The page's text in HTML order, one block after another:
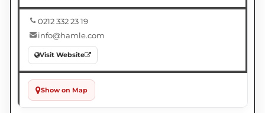
0212 332 23 19
info@hamle.com
Visit Website
Show on Map